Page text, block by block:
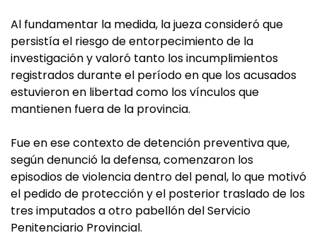
Al fundamentar la medida, la jueza consideró que
persistía el riesgo de entorpecimiento de la
investigación y valoró tanto los incumplimientos
registrados durante el período en que los acusados
estuvieron en libertad como los vínculos que
mantienen fuera de la provincia.
Fue en ese contexto de detención preventiva que,
según denunció la defensa, comenzaron los
episodios de violencia dentro del penal, lo que motivó
el pedido de protección y el posterior traslado de los
tres imputados a otro pabellón del Servicio
Penitenciario Provincial.